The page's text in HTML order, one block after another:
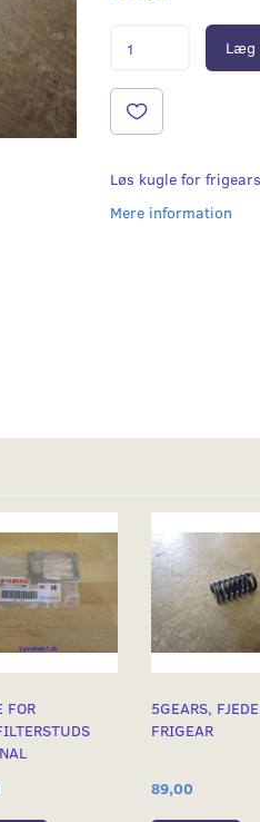
Læg
Løs kugle for
Mere information
FOR
5GEARS,
FRIGEAR
89,00